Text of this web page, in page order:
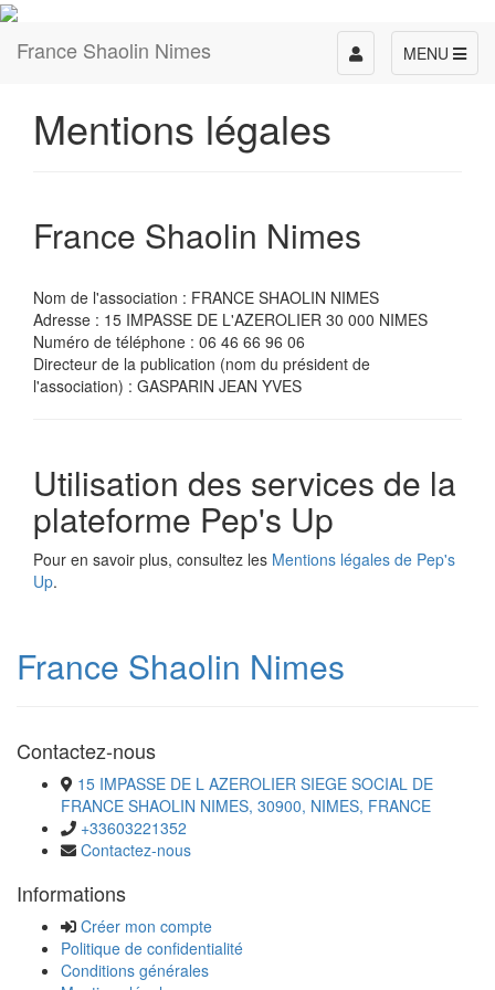
France Shaolin Nimes MENU
Toggle
navigation
Mentions légales
France Shaolin Nimes
Nom de l'association : FRANCE SHAOLIN NIMES
Adresse : 15 IMPASSE DE L'AZEROLIER 30 000 NIMES
Numéro de téléphone : 06 46 66 96 06
Directeur de la publication (nom du président de
l'association) : GASPARIN JEAN YVES
Utilisation des services de la
plateforme Pep's Up
Pour en savoir plus, consultez les Mentions légales de Pep's
Up.
France Shaolin Nimes
Contactez-nous
15 IMPASSE DE L AZEROLIER SIEGE SOCIAL DE
FRANCE SHAOLIN NIMES, 30900, NIMES, FRANCE
+33603221352
Contactez-nous
Informations
Créer mon compte
Politique de confidentialité
Conditions générales